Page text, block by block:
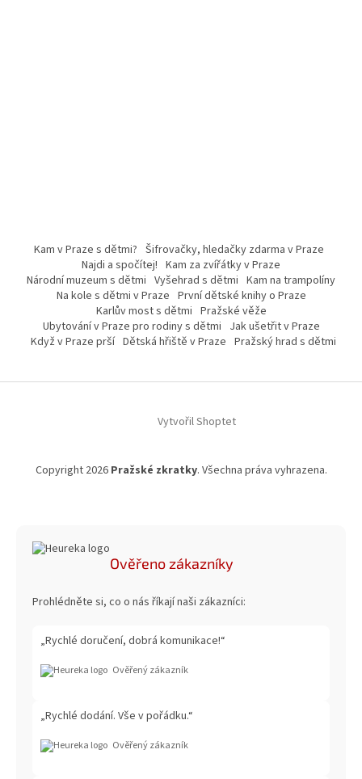
Kam v Praze s dětmi? Šifrovačky, hledačky zdarma v Praze
Najdi a spočítej! Kam za zvířátky v Praze
Národní muzeum s dětmi Vyšehrad s dětmi Kam na trampolíny
Na kole s dětmi v Praze První dětské knihy o Praze
Karlův most s dětmi Pražské věže
Ubytování v Praze pro rodiny s dětmi Jak ušetřit v Praze
Když v Praze prší Dětská hřiště v Praze Pražský hrad s dětmi
Vytvořil Shoptet
Copyright 2026 Pražské zkratky. Všechna práva vyhrazena.
Ověřeno zákazníky
Prohlédněte si, co o nás říkají naši zákazníci:
„Rychlé doručení, dobrá komunikace!“
Ověřený zákazník
„Rychlé dodání. Vše v pořádku.“
Ověřený zákazník